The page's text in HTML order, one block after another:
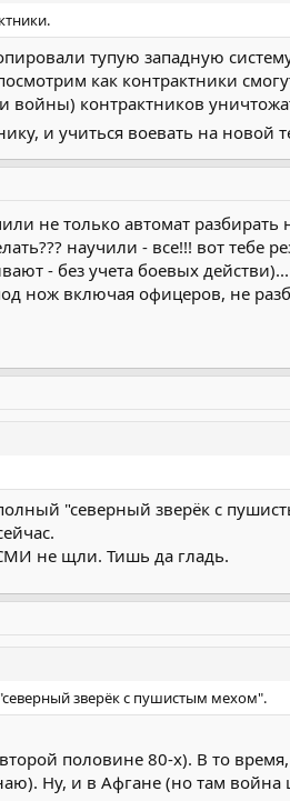
тупую западную
как контрактники
контрактников
и учиться воевать на новой
не только автомат
научили - все!!! вот тебе
- без учета боевых
нож включая офицеров, не
"северный зверёк с
не щли. Тишь да гладь.
зверёк с пушистым мехом".
половине 80-х). В то
Ну, и в Афгане (но там